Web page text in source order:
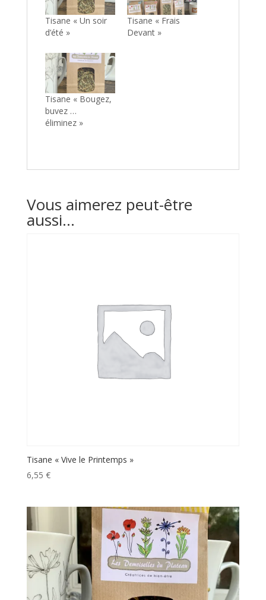
Tisane « Un soir
d’été »
Tisane « Frais
Devant »
Tisane « Bougez,
buvez …
éliminez »
Vous aimerez peut-être
aussi…
Tisane « Vive le Printemps »
6,55 €